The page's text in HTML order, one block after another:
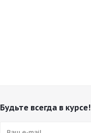
Будьте всегда в курсе!